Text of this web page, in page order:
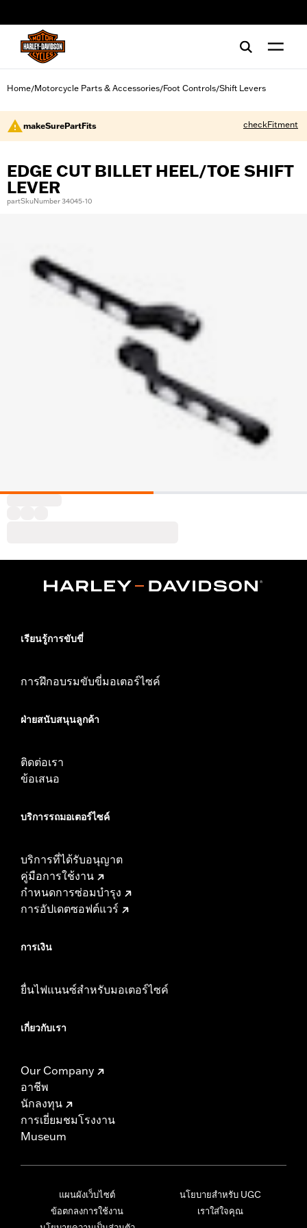
Home/Motorcycle Parts & Accessories/Foot Controls/Shift Levers
makeSurePartFits checkFitment
EDGE CUT BILLET HEEL/TOE SHIFT
LEVER
partSkuNumber 34045-10
เรียนรู้การขับขี่
การฝึกอบรมขับขี่มอเตอร์ไซค์
ฝ่ายสนับสนุนลูกค้า
ติดต่อเรา
ข้อเสนอ
บริการรถมอเตอร์ไซค์​
บริการที่ได้รับอนุญาต
คู่มือการใช้งาน
กำหนดการซ่อมบำรุง
การอัปเดตซอฟต์แวร์
การเงิน
ยื่นไฟแนนซ์สำหรับมอเตอร์ไซค์
เกี่ยวกับเรา
Our Company
อาชีพ
นักลงทุน
การเยี่ยมชมโรงงาน
Museum
แผนผังเว็บไซต์
ข้อตกลงการใช้งาน
นโยบายสำหรับ UGC
เราใส่ใจคุณ